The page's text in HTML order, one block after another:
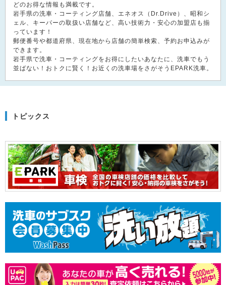
どのお得な情報も満載です。
岩手県の洗車・コーティング店舗、エネオス（Dr.Drive）、昭和シ
ェル、キーパーの取扱い店舗など、高い技術力・安心の加盟店も揃
っています！
郵便番号や都道府県、現在地から店舗の簡単検索、予約お申込みが
できます。
岩手県で洗車・コーティングをお得にしたいあなたに、洗車でもう
並ばない！おトクに賢く！お近くの洗車場をさがそうEPARK洗車。
トピックス